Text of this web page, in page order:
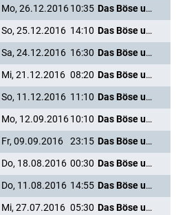
Mo, 26.12.201610:35
Das Böse unter der Sonne
So, 25.12.2016 14:10
Das Böse unter der Sonne
Sa, 24.12.2016 16:30
Das Böse unter der Sonne
Mi, 21.12.2016 08:20
Das Böse unter der Sonne
So, 11.12.2016 11:10
Das Böse unter der Sonne
Mo, 12.09.201610:10
Das Böse unter der Sonne
Fr, 09.09.2016 23:15
Das Böse unter der Sonne
Do, 18.08.2016 00:30
Das Böse unter der Sonne
Do, 11.08.2016 14:55
Das Böse unter der Sonne
Mi, 27.07.2016 05:30
Das Böse unter der Sonne